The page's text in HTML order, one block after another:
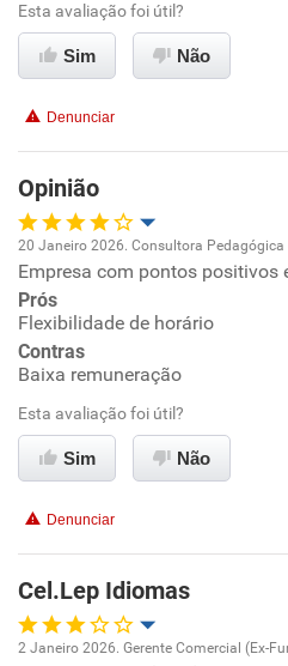
Conciliação com a vida familiar
Benefícios
Esta avaliação foi útil?
Sim Não
Denunciar
Opinião
Oportunidade de promoção
Ambiente de trabalho
Benefícios
Recomenda esta empresa
20 Janeiro 2026. Consultora Pedagógica
Empresa com pontos positivos
Prós
Flexibilidade de horário
Contras
Baixa remuneração
Esta avaliação foi útil?
Sim Não
Denunciar
Cel.Lep Idiomas
2 Janeiro 2026. Gerente Comercial (Ex-